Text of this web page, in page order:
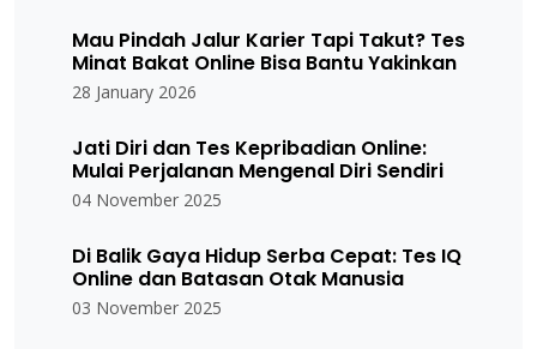
Mau Pindah Jalur Karier Tapi Takut? Tes
Minat Bakat Online Bisa Bantu Yakinkan
28 January 2026
Jati Diri dan Tes Kepribadian Online:
Mulai Perjalanan Mengenal Diri Sendiri
04 November 2025
Di Balik Gaya Hidup Serba Cepat: Tes IQ
Online dan Batasan Otak Manusia
03 November 2025